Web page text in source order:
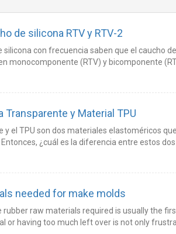
de silicona RTV y RTV-2
silicona con frecuencia saben que el caucho
monocomponente (RTV) y bicomponente
caucho de silicona vulcanizado a temperatura
Transparente y Material TPU
y el TPU son dos materiales elastoméricos
¿cuál es la diferencia entre estos dos
needed for make molds
raw materials required is usually the
or having too much left over is not only